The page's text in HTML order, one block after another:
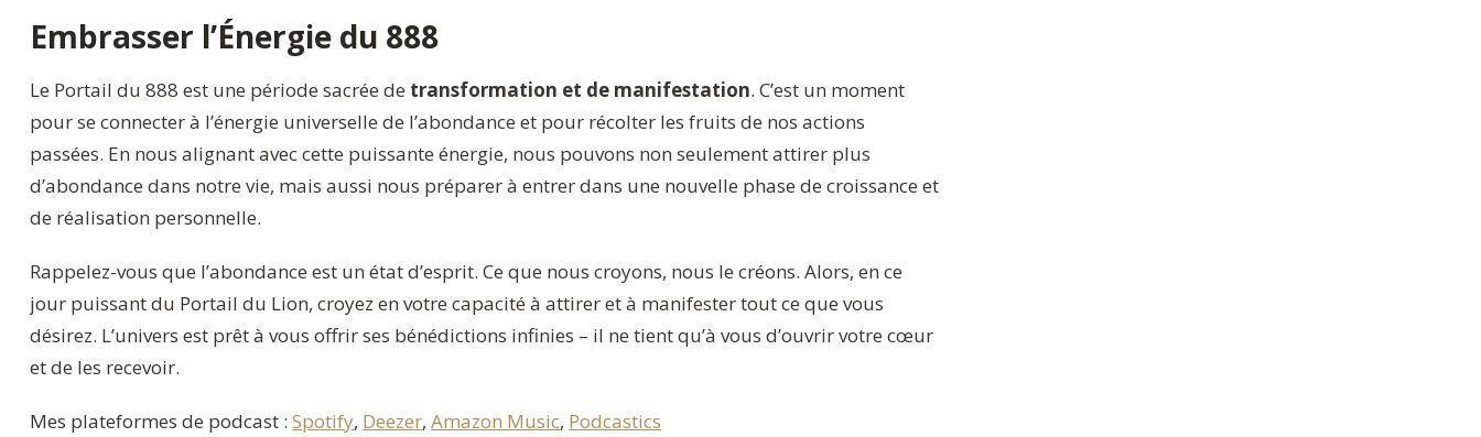
Embrasser l’Énergie du 888
Le Portail du 888 est une période sacrée de transformation et de manifestation. C’est un moment
pour se connecter à l’énergie universelle de l’abondance et pour récolter les fruits de nos actions
passées. En nous alignant avec cette puissante énergie, nous pouvons non seulement attirer plus
d’abondance dans notre vie, mais aussi nous préparer à entrer dans une nouvelle phase de croissance et
de réalisation personnelle.
Rappelez-vous que l’abondance est un état d’esprit. Ce que nous croyons, nous le créons. Alors, en ce
jour puissant du Portail du Lion, croyez en votre capacité à attirer et à manifester tout ce que vous
désirez. L’univers est prêt à vous offrir ses bénédictions infinies – il ne tient qu’à vous d’ouvrir votre cœur
et de les recevoir.
Mes plateformes de podcast :Spotify, Deezer,Amazon Music, Podcastics